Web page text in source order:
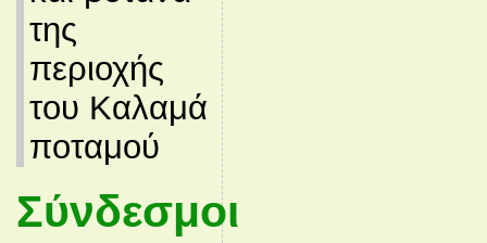
της
περιοχής
του Καλαμά
ποταμού
Σύνδεσμοι